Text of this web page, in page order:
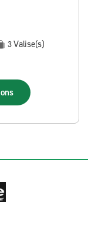
3Valise(s)